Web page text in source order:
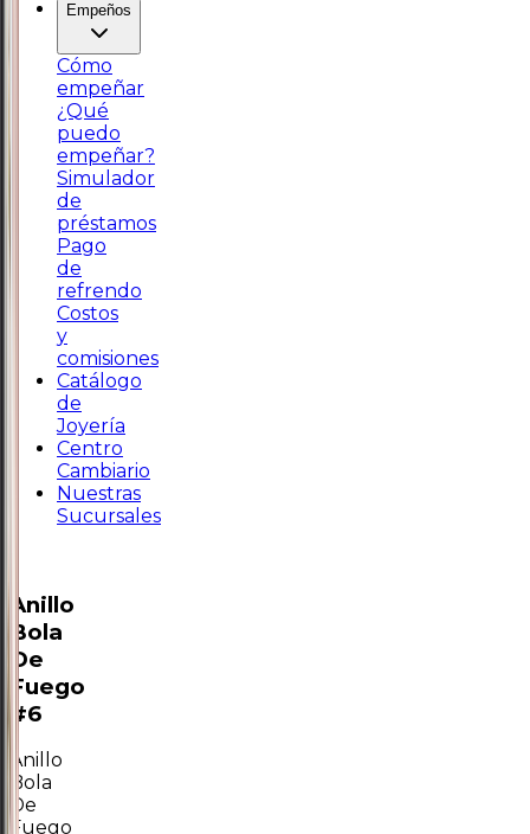
Empeños
Cómo
empeñar
¿Qué
puedo
empeñar?
Simulador
de
préstamos
Pago
de
refrendo
Costos
y
comisiones
Catálogo
de
Joyería
Centro
Cambiario
Nuestras
Sucursales
Anillo
Bola
De
Fuego
#6
Anillo
Bola
De
Fuego